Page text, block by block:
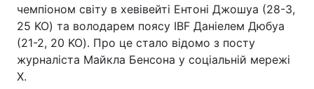
чемпіоном світу в хевівейті Ентоні Джошуа (28-3,
25 KO) та володарем поясу IBF Даніелем Дюбуа
(21-2, 20 KO). Про це стало відомо з посту
журналіста Майкла Бенсона у соціальній мережі
Х.